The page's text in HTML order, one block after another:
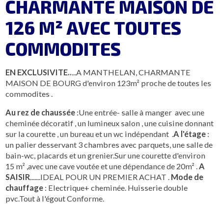
CHARMANTE MAISON DE
126 M² AVEC TOUTES
COMMODITES
EN EXCLUSIVITE.....A MANTHELAN, CHARMANTE
MAISON DE BOURG d'environ 123m² proche de toutes les
commodites .
Au rez de chaussée :Une entrée- salle à manger avec une
cheminée décoratif , un lumineux salon , une cuisine donnant
sur la courette , un bureau et un wc indépendant .A l'étage :
un palier desservant 3 chambres avec parquets, une salle de
bain-wc, placards et un grenier.Sur une courette d'environ
15 m² ,avec une cave voutée et une dépendance de 20m² .A
SAISIR.......IDEAL POUR UN PREMIER ACHAT . Mode de
chauffage : Electrique+ cheminée. Huisserie double
pvc.Tout à l'égout Conforme.